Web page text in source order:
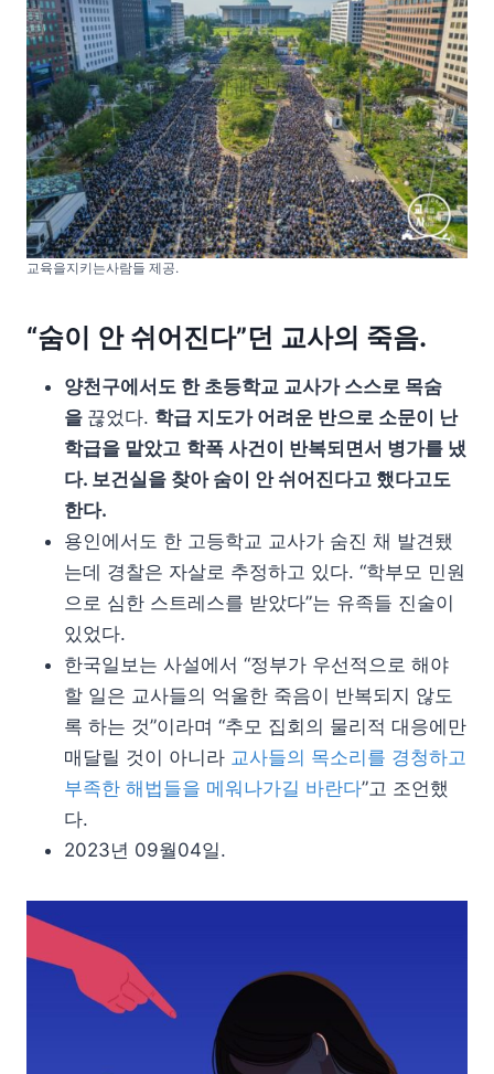
교육을지키는사람들 제공.
“숨이 안 쉬어진다”던 교사의 죽음.
양천구에서도 한 초등학교 교사가 스스로 목숨
을 끊었다. 학급 지도가 어려운 반으로 소문이 난
학급을 맡았고 학폭 사건이 반복되면서 병가를 냈
다. 보건실을 찾아 숨이 안 쉬어진다고 했다고도
한다.
용인에서도 한 고등학교 교사가 숨진 채 발견됐
는데 경찰은 자살로 추정하고 있다. “학부모 민원
으로 심한 스트레스를 받았다”는 유족들 진술이
있었다.
한국일보는 사설에서 “정부가 우선적으로 해야
할 일은 교사들의 억울한 죽음이 반복되지 않도
록 하는 것”이라며 “추모 집회의 물리적 대응에만
매달릴 것이 아니라 교사들의 목소리를 경청하고
부족한 해법들을 메워나가길 바란다”고 조언했
다.
2023년 09월04일.